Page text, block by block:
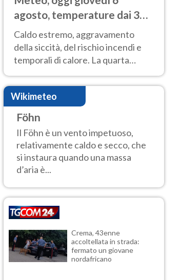
agosto, temperature dai 33
ai 40 gradi
Caldo estremo, aggravamento
della siccità, del rischio incendi e
temporali di calore. La quarta
intensa ondata di calore non dà
tregua e durerà fino Ferragosto
Wikimeteo
Föhn
Il Föhn è un vento impetuoso,
relativamente caldo e secco, che
si instaura quando una massa
d’aria è...
Crema, 43enne
accoltellata in strada:
fermato un giovane
nordafricano